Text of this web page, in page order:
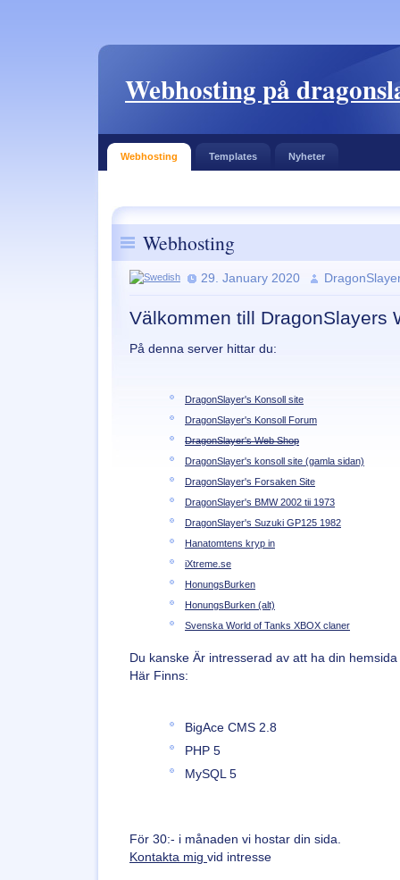
Webhosting på
Webhosting Templates Nyheter
Webhosting
29. January 2020
Välkommen till DragonSlayers
På denna server hittar du:
DragonSlayer's Konsoll site
DragonSlayer's Konsoll Forum
DragonSlayer's Web Shop
DragonSlayer's konsoll site (gamla sidan)
DragonSlayer's Forsaken Site
DragonSlayer's BMW 2002 tii 1973
DragonSlayer's Suzuki GP125 1982
Hanatomtens kryp in
iXtreme.se
HonungsBurken
HonungsBurken (alt)
Svenska World of Tanks XBOX claner
Du kanske Är intresserad av att ha din
Här Finns:
BigAce CMS 2.8
PHP 5
MySQL 5
För 30:- i månaden vi hostar din sida.
Kontakta mig vid intresse